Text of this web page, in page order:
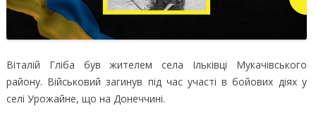
Віталій Гліба був жителем села Ільківці Мукачівського
району. Військовий загинув під час участі в бойових діях у
селі Урожайне, що на Донеччині.